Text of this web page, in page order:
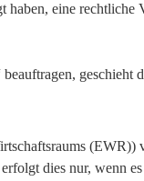
eine rechtliche
(EWR))
dies nur, wenn